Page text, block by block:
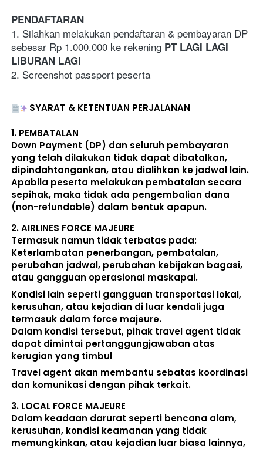
PENDAFTARAN
1. Silahkan melakukan pendaftaran & pembayaran DP
sebesar Rp 1.000.000 ke rekening PT LAGI LAGI
LIBURAN LAGI
2. Screenshot passport peserta
SYARAT & KETENTUAN PERJALANAN
1. PEMBATALAN
Down Payment (DP) dan seluruh pembayaran
yang telah dilakukan tidak dapat dibatalkan,
dipindahtangankan, atau dialihkan ke jadwal lain.
Apabila peserta melakukan pembatalan secara
sepihak, maka tidak ada pengembalian dana
(non-refundable) dalam bentuk apapun.
2. AIRLINES FORCE MAJEURE
Termasuk namun tidak terbatas pada:
Keterlambatan penerbangan, pembatalan,
perubahan jadwal, perubahan kebijakan bagasi,
atau gangguan operasional maskapai.
Kondisi lain seperti gangguan transportasi lokal,
kerusuhan, atau kejadian di luar kendali juga
termasuk dalam force majeure.
Dalam kondisi tersebut, pihak travel agent tidak
dapat dimintai pertanggungjawaban atas
kerugian yang timbul
Travel agent akan membantu sebatas koordinasi
dan komunikasi dengan pihak terkait.
3. LOCAL FORCE MAJEURE
Dalam keadaan darurat seperti bencana alam,
kerusuhan, kondisi keamanan yang tidak
memungkinkan, atau kejadian luar biasa lainnya,